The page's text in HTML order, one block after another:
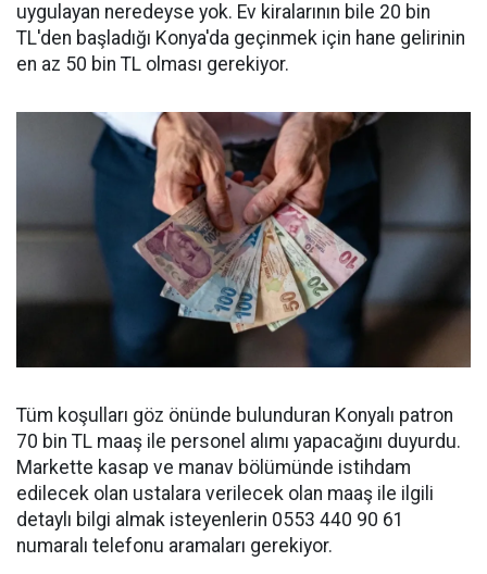
uygulayan neredeyse yok. Ev kiralarının bile 20 bin
TL'den başladığı Konya'da geçinmek için hane gelirinin
en az 50 bin TL olması gerekiyor.
Tüm koşulları göz önünde bulunduran Konyalı patron
70 bin TL maaş ile personel alımı yapacağını duyurdu.
Markette kasap ve manav bölümünde istihdam
edilecek olan ustalara verilecek olan maaş ile ilgili
detaylı bilgi almak isteyenlerin 0553 440 90 61
numaralı telefonu aramaları gerekiyor.